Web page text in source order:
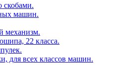
скобами.
машин.
механизм.
22 класса.
для всех классов машин.